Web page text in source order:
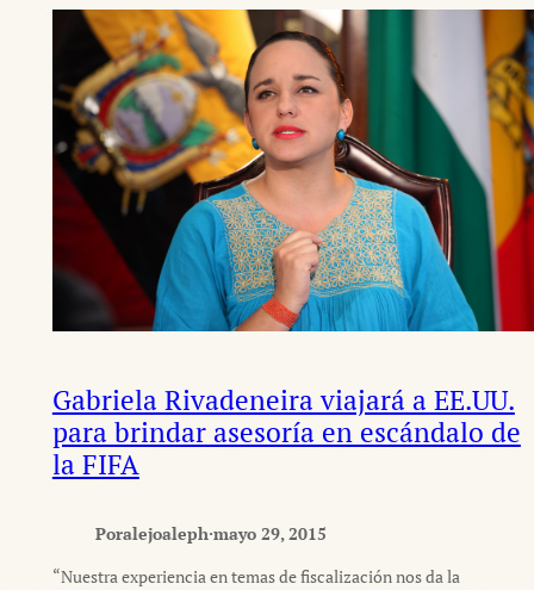
Gabriela Rivadeneira viajará a EE.UU.
para brindar asesoría en escándalo de
la FIFA
Poralejoaleph·mayo 29, 2015
“Nuestra experiencia en temas de fiscalización nos da la